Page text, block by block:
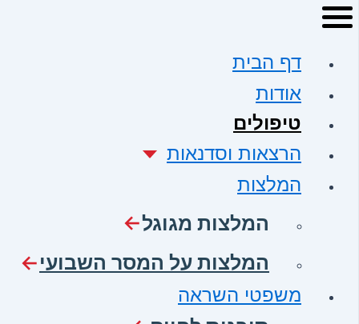
דף הבית
אודות
טיפולים
הרצאות וסדנאות
המלצות
המלצות מגוגל
המלצות על המסר השבועי
משפטי השראה